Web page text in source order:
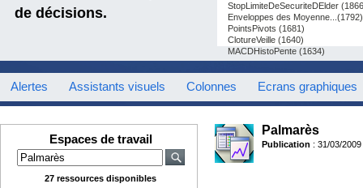
de décisions.
StopLimiteDeSecuriteDElder
Enveloppes des Moyenne...(1792)
PointsPivots (1681)
ClotureVeille (1640)
MACDHistoPente (1634)
Alertes Assistants visuels Colonnes Ecrans graphiques
Espaces de travail
27 ressources disponibles
Palmarès
Publication : 31/03/